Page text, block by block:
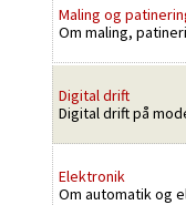
Maling og
Om maling,
Digital drift
Digital drift på
Elektronik
Om automatik og